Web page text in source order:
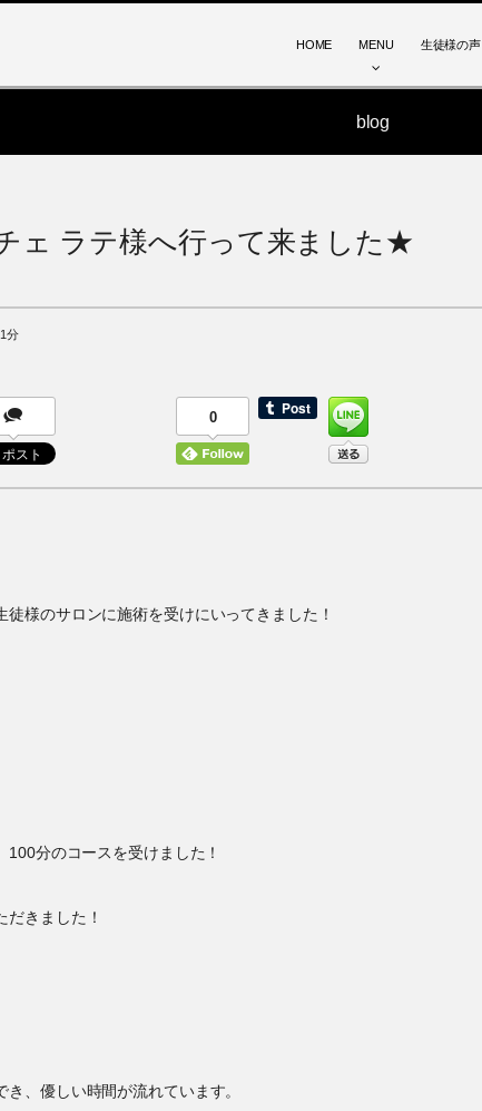
HOME MENU 生徒様の声
blog
ェ ラテ様へ行って来ました★
分
0
様のサロンに施術を受けにいってきました！
分のコースを受けました！
だきました！
、優しい時間が流れています。